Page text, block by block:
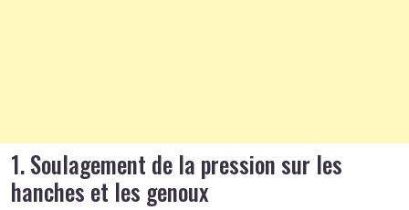
1. Soulagement de la pression sur les
hanches et les genoux